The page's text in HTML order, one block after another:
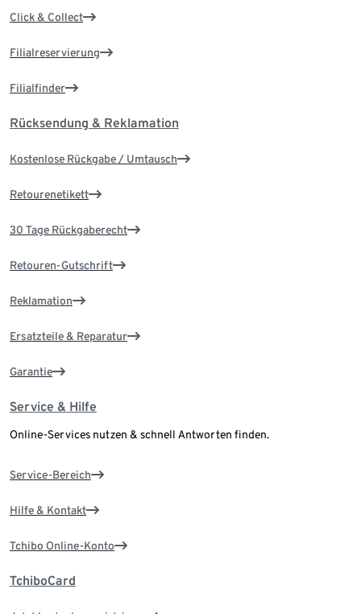
Click & Collect
Filialreservierung
Filialfinder
Rücksendung & Reklamation
Kostenlose Rückgabe / Umtausch
Retourenetikett
30 Tage Rückgaberecht
Retouren-Gutschrift
Reklamation
Ersatzteile & Reparatur
Garantie
Service & Hilfe
Online-Services nutzen & schnell Antworten finden.
Service-Bereich
Hilfe & Kontakt
Tchibo Online-Konto
TchiboCard